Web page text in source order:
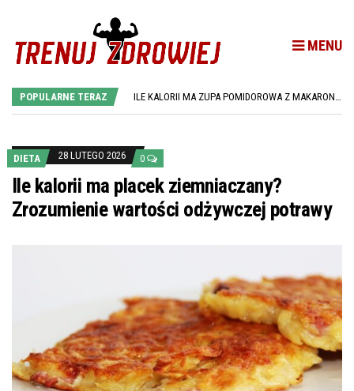
MENU
POPULARNE TERAZ
DIETA 28 LUTEGO 2026 0
Ile kalorii ma placek ziemniaczany?
Zrozumienie wartości odżywczej potrawy